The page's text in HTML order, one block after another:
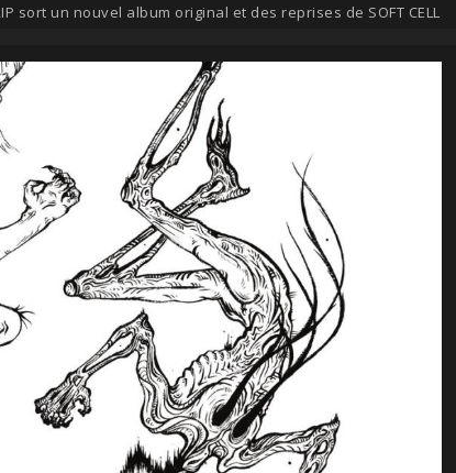
sort un nouvel album original et des reprises de SOFT CELL